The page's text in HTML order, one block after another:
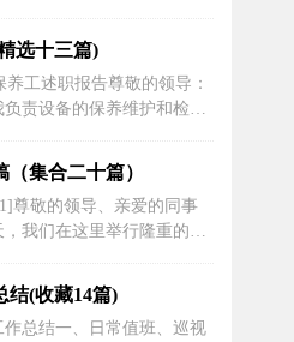
建设法规，结合本工程具
承保范围内的权利、义务
订立本合同，以示共同遵
选十三篇)
工述职报告尊敬的领导：
责设备的保养维护和检修
于担当、精益求精、不断
行的同时，不断提升自身
展做出了积极的贡献。
和检修工作在保...
集合二十篇）
尊敬的领导、亲爱的同事
我们在这里举行隆重的仪
砥柱，以它们的英勇与牺
许多的荣誉。而今，当我
疑是一次非常具有纪念意
结(收藏14篇)
作总结一、日常值班、巡视